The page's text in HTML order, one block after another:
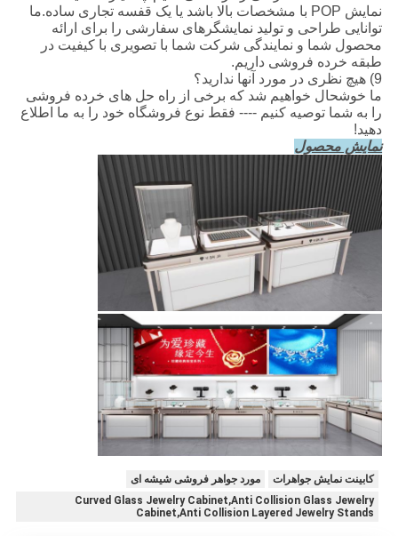
نمایش POP با مشخصات بالا باشد یا یک قفسه تجاری ساده.ما
توانایی طراحی و تولید نمایشگرهای سفارشی را برای ارائه
محصول شما و نمایندگی شرکت شما با تصویری با کیفیت در
طبقه خرده فروشی داریم.
9) هیچ نظری در مورد آنها ندارید؟
ما خوشحال خواهیم شد که برخی از راه حل های خرده فروشی
را به شما توصیه کنیم ---- فقط نوع فروشگاه خود را به ما اطلاع
دهید!
نمایش محصول
کابینت نمایش جواهرات
مورد جواهر فروشی شیشه ای
Curved Glass Jewelry Cabinet,Anti Collision Glass Jewelry
Cabinet,Anti Collision Layered Jewelry Stands